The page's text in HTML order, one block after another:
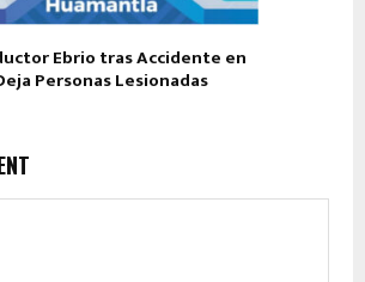
Ebrio tras Accidente en
Personas Lesionadas